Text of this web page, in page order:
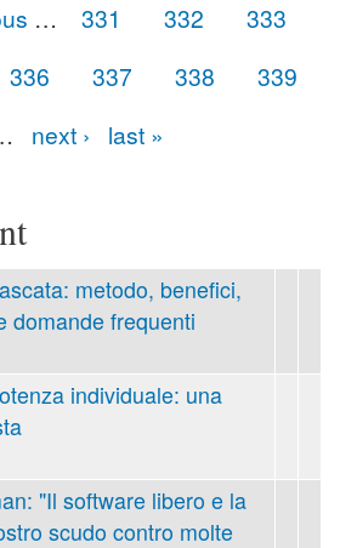
… 331 332
333
336 337 338
339
next › last »
metodo, benefici,
domande frequenti
individuale: una
"Il software libero e la
scudo contro molte